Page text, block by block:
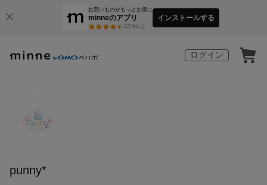
お買いものがもっとお得に
minneのアプリ
3万件以上
インストールする
ログイン
punny*